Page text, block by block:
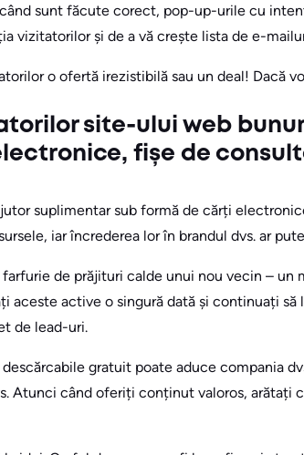
sunt făcute corect, pop-up-urile cu
vizitatorilor și de a vă crește lista de e-
o ofertă irezistibilă sau un deal! Dacă
site-ului web
fișe de
suplimentar sub formă de cărți
iar încrederea lor în brandul dvs. ar
de prăjituri calde unui nou vecin – un
aceste active o singură dată și continuați
de lead-uri.
gratuit poate aduce compania
Atunci când oferiți conținut valoros, arătați